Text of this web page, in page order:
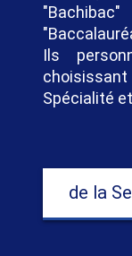
Ils
Spécialité
de la